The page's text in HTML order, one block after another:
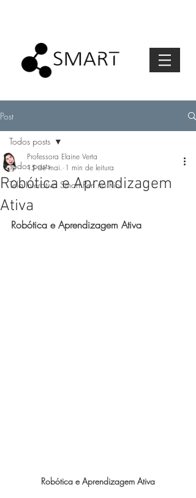
Post
Todos posts
Tela Interativa Smart Pen no Rio
Todos posts
Robótica e Aprendizagem
Ativa
Professora Elaine Verta
15 de mai. 1 min de leitura
Robótica e Aprendizagem Ativa
Robótica e Aprendizagem Ativa